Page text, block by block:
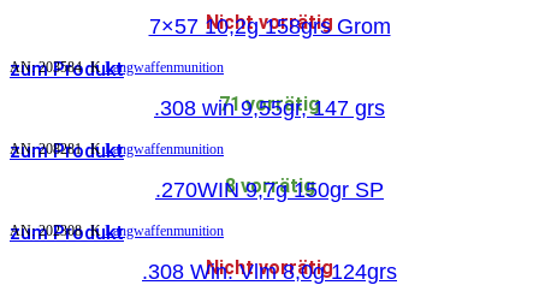
Nicht vorrätig
7×57 10,2g 158grs Grom
zum Produkt
AN:203584 K Langwaffenmunition
71 vorrätig
.308 win 9,55gr, 147 grs
zum Produkt
AN:208281 K Langwaffenmunition
8 vorrätig
.270WIN 9,7g 150gr SP
zum Produkt
AN:202308 K Langwaffenmunition
Nicht vorrätig
.308 Win. Vlm 8,0g 124grs